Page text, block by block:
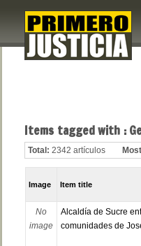
Items tagged with :
Total: 2342 artículos
Image Item title
No
image
Alcaldía de Sucre
comunidades de